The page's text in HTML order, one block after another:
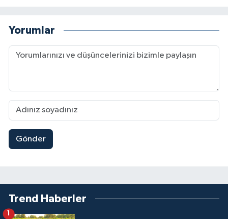
Yorumlar
Gönder
Trend Haberler